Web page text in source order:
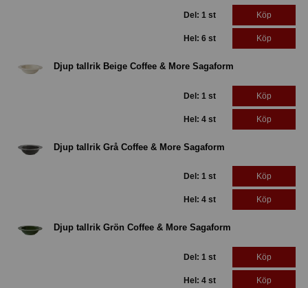
Del: 1 st Köp
Hel: 6 st Köp
Djup tallrik Beige Coffee & More Sagaform
Del: 1 st Köp
Hel: 4 st Köp
Djup tallrik Grå Coffee & More Sagaform
Del: 1 st Köp
Hel: 4 st Köp
Djup tallrik Grön Coffee & More Sagaform
Del: 1 st Köp
Hel: 4 st Köp